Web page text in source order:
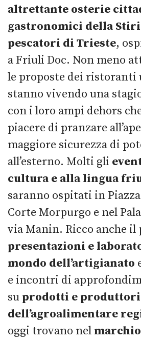
altrettante osterie
gastronomici della
pescatori di Trieste,
a Friuli Doc. Non meno
le proposte dei ristoranti
stanno vivendo una
con i loro ampi dehors
piacere di pranzare
maggiore sicurezza di
all’esterno. Molti gli
cultura e alla lingua
saranno ospitati in
Corte Morpurgo e nel
via Manin. Ricco anche il
presentazioni e
mondo dell’artigianato
e incontri di
su prodotti e produttori
dell’agroalimentare
oggi trovano nel